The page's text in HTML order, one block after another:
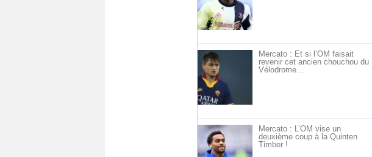
Mercato : Et si l’OM faisait
revenir cet ancien chouchou du
Vélodrome…
Mercato : L’OM vise un
deuxième coup à la Quinten
Timber !